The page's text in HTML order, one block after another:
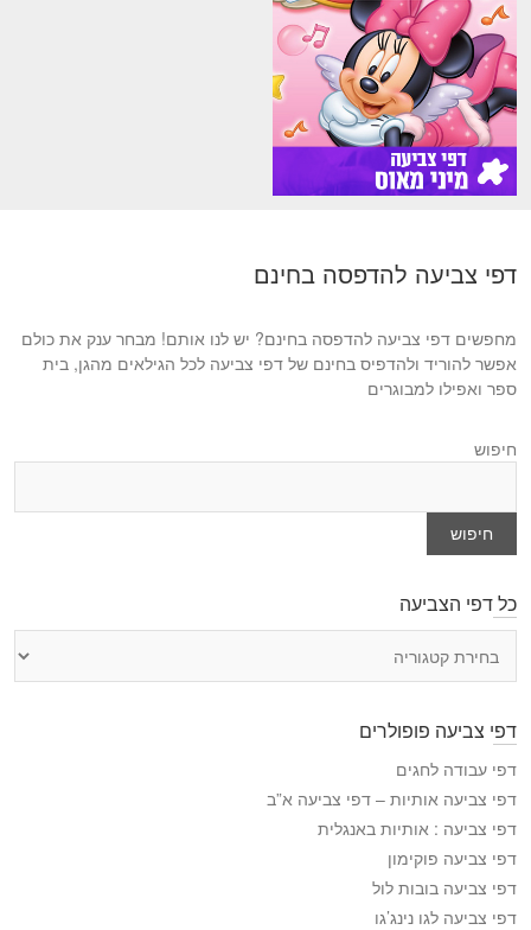
דפי צביעה להדפסה בחינם
מחפשים דפי צביעה להדפסה בחינם? יש לנו אותם! מבחר ענק את כולם
אפשר להוריד ולהדפיס בחינם של דפי צביעה לכל הגילאים מהגן, בית
ספר ואפילו למבוגרים
חיפוש
חיפוש
כל דפי הצביעה
י
ה
צ
י
ע
ה
דפי צביעה פופולרים
דפי עבודה לחגים
דפי צביעה אותיות – דפי צביעה א”ב
דפי צביעה : אותיות באנגלית
דפי צביעה פוקימון
דפי צביעה בובות לול
דפי צביעה לגו נינג’גו